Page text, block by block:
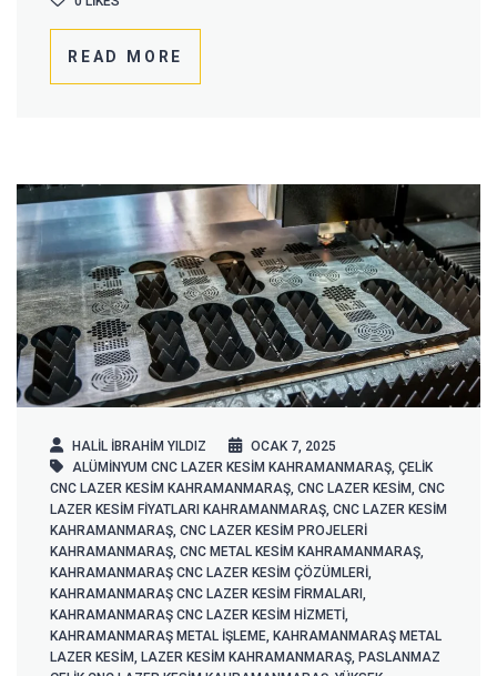
READ MORE
HALIL IBRAHIM YILDIZ
OCAK 7, 2025
ALÜMINYUM CNC LAZER KESIM KAHRAMANMARAŞ, ÇELIK
CNC LAZER KESIM KAHRAMANMARAŞ, CNC LAZER KESIM, CNC
LAZER KESIM FIYATLARI KAHRAMANMARAŞ, CNC LAZER KESIM
KAHRAMANMARAŞ, CNC LAZER KESIM PROJELERI
KAHRAMANMARAŞ, CNC METAL KESIM KAHRAMANMARAŞ,
KAHRAMANMARAŞ CNC LAZER KESIM ÇÖZÜMLERI,
KAHRAMANMARAŞ CNC LAZER KESIM FIRMALARI ,
KAHRAMANMARAŞ CNC LAZER KESIM HIZMETI,
KAHRAMANMARAŞ METAL IŞLEME, KAHRAMANMARAŞ METAL
LAZER KESIM, LAZER KESIM KAHRAMANMARAŞ, PASLANMAZ